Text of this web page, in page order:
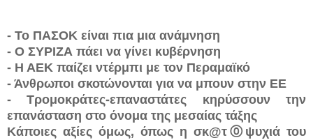
- Το ΠΑΣΟΚ είναι πια μια ανάμνηση
- Ο ΣΥΡΙΖΑ πάει να γίνει κυβέρνηση
- Η ΑΕΚ παίζει ντέρμπι με τον Περαμαϊκό
- Άνθρωποι σκοτώνονται για να μπουν στην ΕΕ
- Τρομοκράτες-επαναστάτες κηρύσσουν την
επανάσταση στο όνομα της μεσαίας τάξης
Κάποιες αξίες όμως, όπως η σκ@τ⓪ψυχιά του